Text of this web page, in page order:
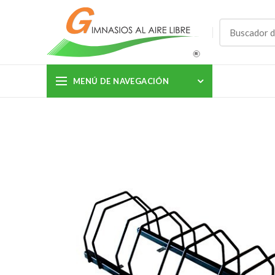
MENÚ DE NAVEGACIÓN